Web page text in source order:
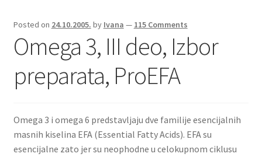
Foto galerija
Posted on 24.10.2005. by Ivana — 115 Comments
Omega 3, III deo, Izbor
preparata, ProEFA
Omega 3 i omega 6 predstavljaju dve familije esencijalnih
masnih kiselina EFA (Essential Fatty Acids). EFA su
esencijalne zato jer su neophodne u celokupnom ciklusu